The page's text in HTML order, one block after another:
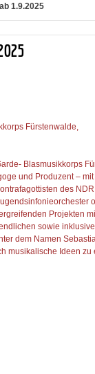
1.9.2025
Fürstenwalde,
Blasmusikkorps
und Produzent –
des
Projekten
sowie
dem Namen
musikalische Ideen